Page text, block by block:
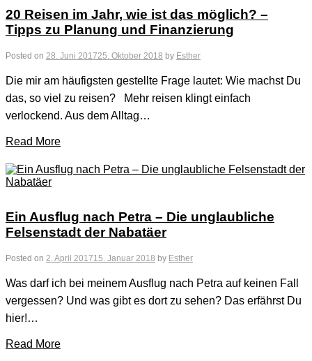
20 Reisen im Jahr, wie ist das möglich? –
Tipps zu Planung und Finanzierung
Posted on 28. Juni 201725. Oktober 2018 by Esther
Die mir am häufigsten gestellte Frage lautet: Wie machst Du
das, so viel zu reisen? Mehr reisen klingt einfach
verlockend. Aus dem Alltag…
Read More
Ein Ausflug nach Petra – Die unglaubliche
Felsenstadt der Nabatäer
Posted on 2. April 201715. Januar 2018 by Esther
Was darf ich bei meinem Ausflug nach Petra auf keinen Fall
vergessen? Und was gibt es dort zu sehen? Das erfährst Du
hier!…
Read More